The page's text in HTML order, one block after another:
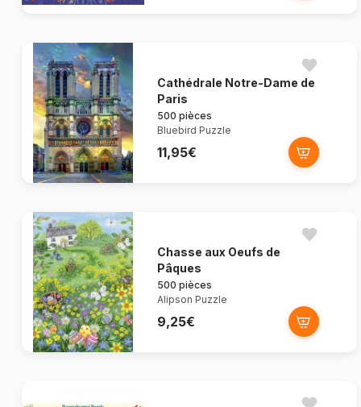
Cathédrale Notre-Dame de
Paris
500 pièces
Bluebird Puzzle
11,95€
Chasse aux Oeufs de
Pâques
500 pièces
Alipson Puzzle
9,25€